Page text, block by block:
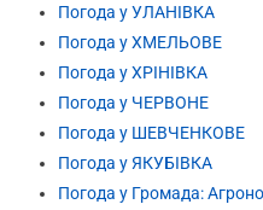
Погода у УЛАНІВКА
Погода у ХМЕЛЬОВЕ
Погода у ХРІНІВКА
Погода у ЧЕРВОНЕ
Погода у ШЕВЧЕНКОВЕ
Погода у ЯКУБІВКА
Погода у Громада: